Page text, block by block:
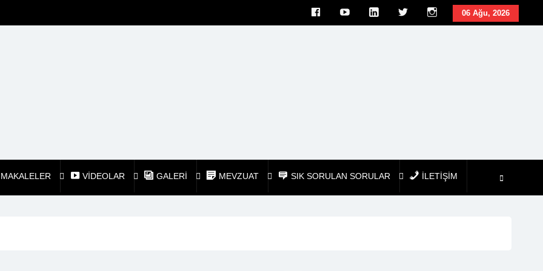
06 Ağu, 2026
facebook youtube linkedin twitter İnstagram
MAKALELER VİDEOLAR GALERİ MEVZUAT SIK SORULAN SORULAR İLETİŞİM